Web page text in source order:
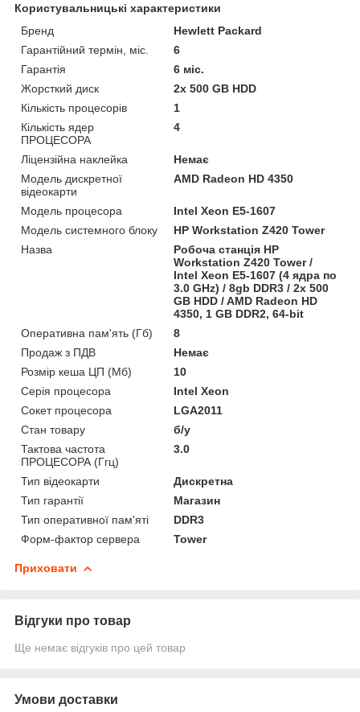
Користувальницькі характеристики
Бренд
Hewlett Packard
Гарантійний термін, міс.
6
Гарантія
6 міс.
Жорсткий диск
2x 500 GB HDD
Кількість процесорів
1
Кількість ядер
ПРОЦЕСОРА
4
Ліцензійна наклейка
Немає
Модель дискретної
відеокарти
AMD Radeon HD 4350
Модель процесора
Intel Xeon E5-1607
Модель системного блоку
HP Workstation Z420 Tower
Назва
Робоча станція HP
Workstation Z420 Tower /
Intel Xeon E5-1607 (4 ядра по
3.0 GHz) / 8gb DDR3 / 2x 500
GB HDD / AMD Radeon HD
4350, 1 GB DDR2, 64-bit
Оперативна пам'ять (Гб)
8
Продаж з ПДВ
Немає
Розмір кеша ЦП (Мб)
10
Серія процесора
Intel Xeon
Сокет процесора
LGA2011
Стан товару
б/у
Тактова частота
ПРОЦЕСОРА (Ггц)
3.0
Тип відеокарти
Дискретна
Тип гарантії
Магазин
Тип оперативної пам'яті
DDR3
Форм-фактор сервера
Tower
Приховати
Відгуки про товар
Ще немає відгуків про цей товар
Умови доставки